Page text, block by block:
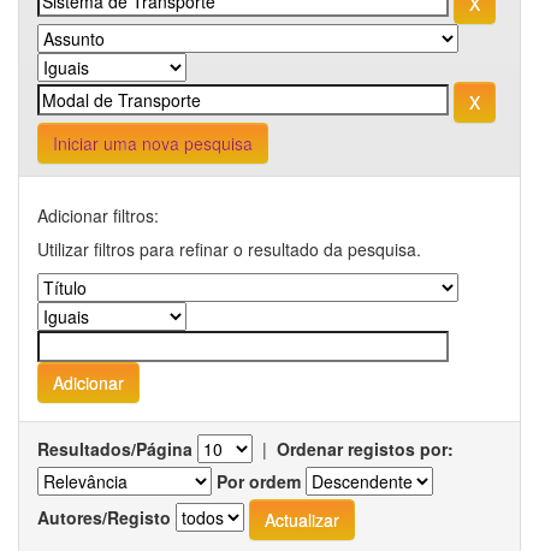
Iniciar uma nova pesquisa
Adicionar filtros:
Utilizar filtros para refinar o resultado da pesquisa.
Resultados/Página | Ordenar registos por:
Por ordem
Autores/Registo